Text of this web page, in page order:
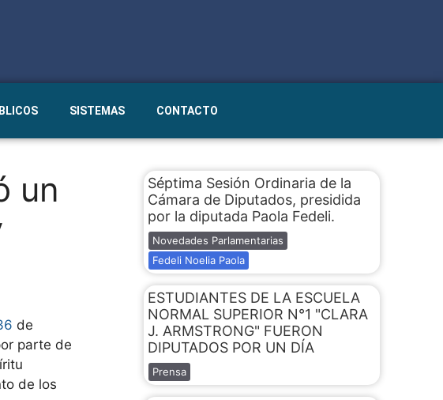
SISTEMAS CONTACTO
un
de
parte de
de los
Séptima Sesión Ordinaria de la
Cámara de Diputados, presidida
por la diputada Paola Fedeli.
Novedades Parlamentarias
Fedeli Noelia Paola
ESTUDIANTES DE LA ESCUELA
NORMAL SUPERIOR N°1 "CLARA
J. ARMSTRONG" FUERON
DIPUTADOS POR UN DÍA
Prensa